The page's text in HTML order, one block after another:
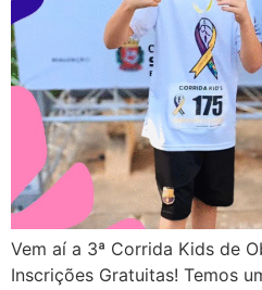
Vem aí a 3ª Corrida Kids de
Inscrições Gratuitas! Temos